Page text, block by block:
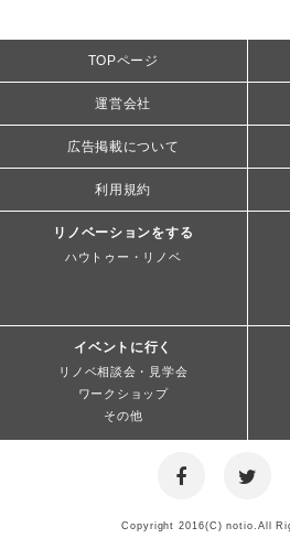
TOPページ
運営会社
広告掲載について
利用規約
リノベーションをする
ハウトゥー・リノベ
イベントに行く
リノベ相談会・見学会
ワークショップ
その他
Copyright 2016(C) notio.All